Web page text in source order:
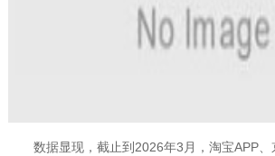
数据显现，截止到2026年3月，淘宝APP、